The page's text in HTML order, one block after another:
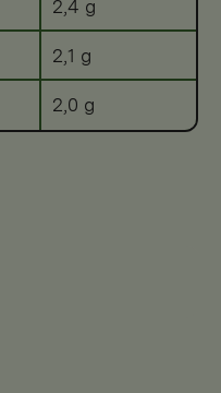
2,4 g
2,1 g
2,0 g